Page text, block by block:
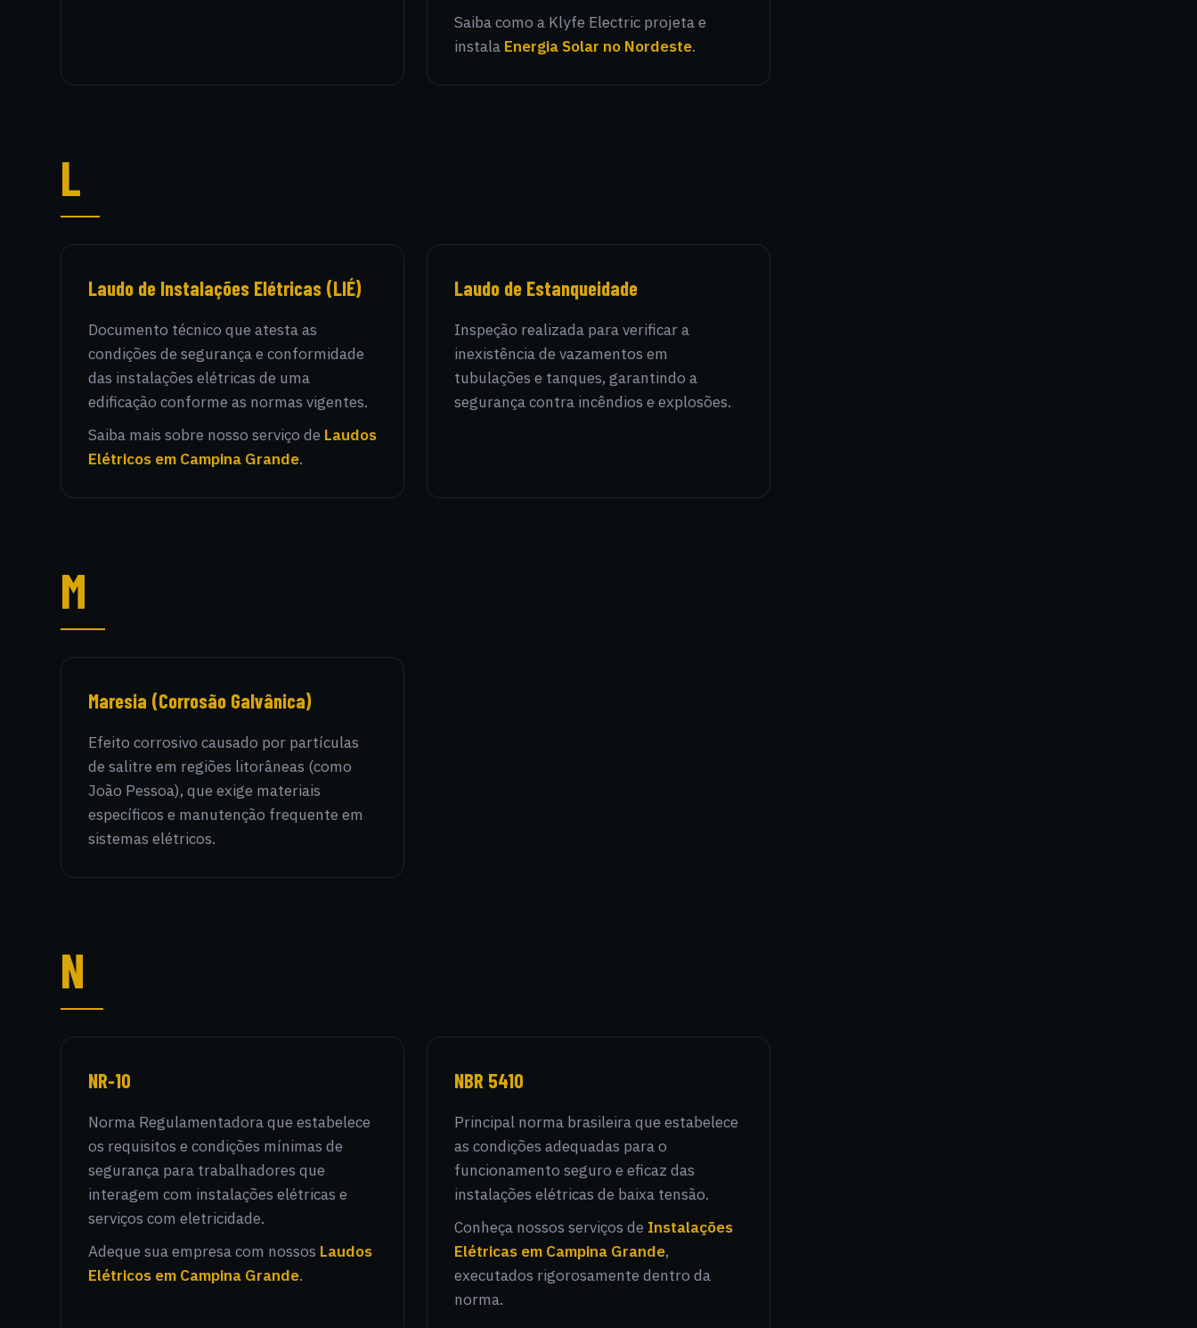
Saiba como a Klyfe Electric projeta e
instala Energia Solar no Nordeste.
L
Laudo de Instalações Elétricas (LIÉ)
Documento técnico que atesta as
condições de segurança e conformidade
das instalações elétricas de uma
edificação conforme as normas vigentes.
Saiba mais sobre nosso serviço de Laudos
Elétricos em Campina Grande.
Laudo de Estanqueidade
Inspeção realizada para verificar a
inexistência de vazamentos em
tubulações e tanques, garantindo a
segurança contra incêndios e explosões.
M
Maresia (Corrosão Galvânica)
Efeito corrosivo causado por partículas
de salitre em regiões litorâneas (como
João Pessoa), que exige materiais
específicos e manutenção frequente em
sistemas elétricos.
N
NR-10
Norma Regulamentadora que estabelece
os requisitos e condições mínimas de
segurança para trabalhadores que
interagem com instalações elétricas e
serviços com eletricidade.
Adeque sua empresa com nossos Laudos
Elétricos em Campina Grande.
NBR 5410
Principal norma brasileira que estabelece
as condições adequadas para o
funcionamento seguro e eficaz das
instalações elétricas de baixa tensão.
Conheça nossos serviços de Instalações
Elétricas em Campina Grande,
executados rigorosamente dentro da
norma.